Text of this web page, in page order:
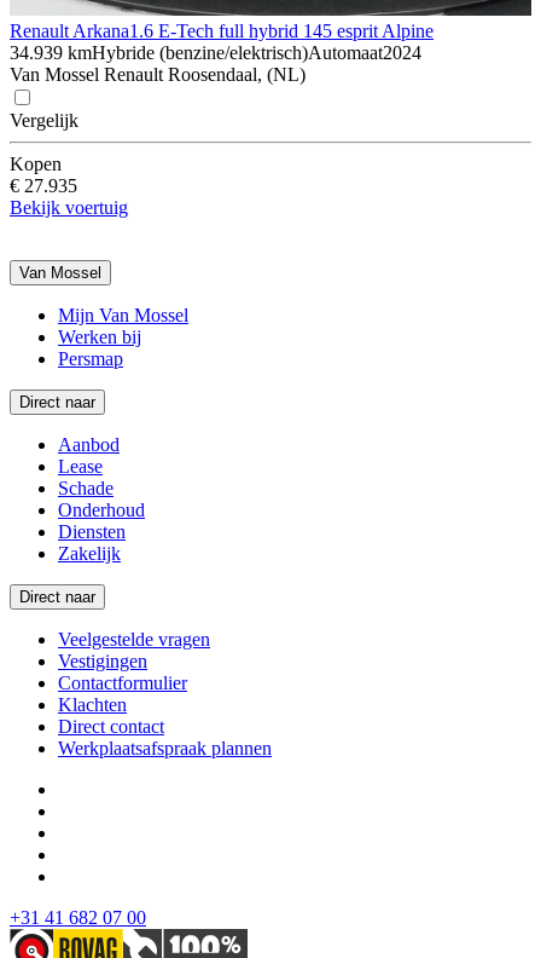
Renault Arkana1.6 E-Tech full hybrid 145 esprit Alpine
34.939 kmHybride (benzine/elektrisch)Automaat2024
Van Mossel Renault Roosendaal, (NL)
Vergelijk
Kopen
€ 27.935
Bekijk voertuig
Van Mossel
Mijn Van Mossel
Werken bij
Persmap
Direct naar
Aanbod
Lease
Schade
Onderhoud
Diensten
Zakelijk
Direct naar
Veelgestelde vragen
Vestigingen
Contactformulier
Klachten
Direct contact
Werkplaatsafspraak plannen
+31 41 682 07 00